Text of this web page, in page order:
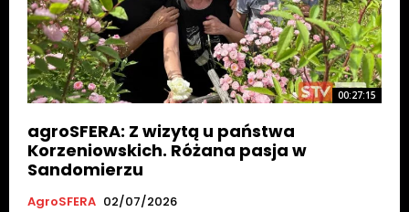
00:27:15
agroSFERA: Z wizytą u państwa
Korzeniowskich. Różana pasja w
Sandomierzu
AgroSFERA 02/07/2026